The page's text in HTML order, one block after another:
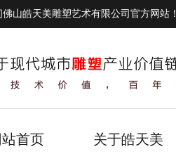
山皓天美雕塑艺术有限公司官方网站！
站首页 关于皓天美